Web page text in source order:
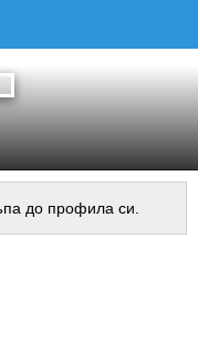
до профила си.